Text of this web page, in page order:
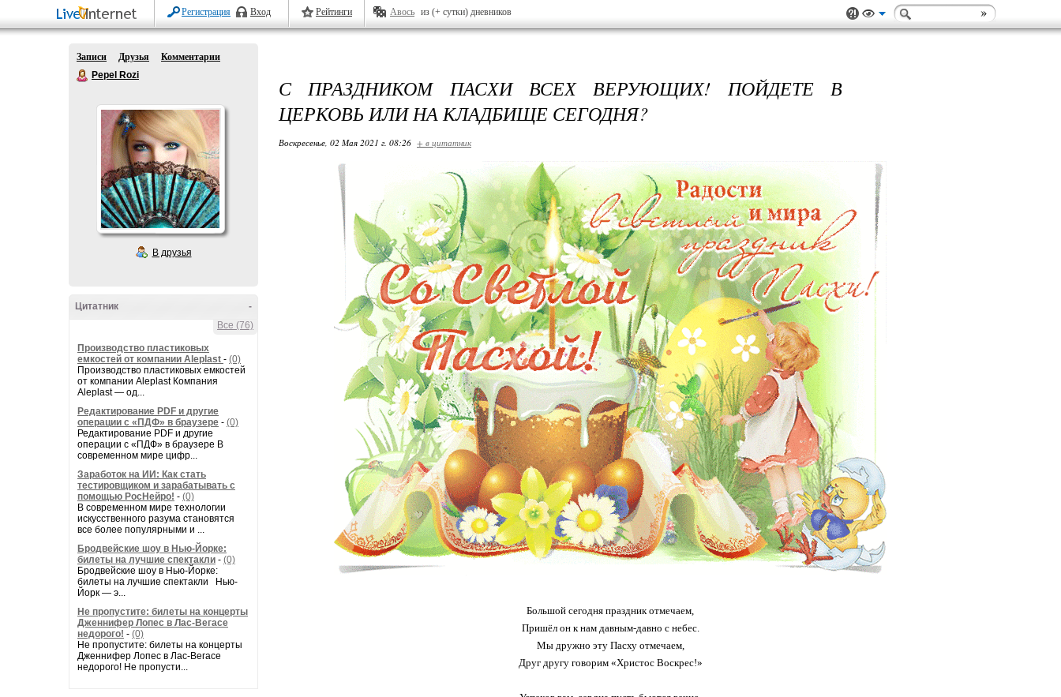
Регистрация Вход Рейтинги Авось из (+ сутки) дневников
Записи Друзья
Комментарии
Pepel Rozi
В друзья
-
Цитатник
Все (76)
Производство пластиковых
емкостей от компании Aleplast - (0)
Производство пластиковых емкостей
от компании Aleplast Компания
Aleplast — од...
Редактирование PDF и другие
операции с «ПДФ» в браузере - (0)
Редактирование PDF и другие
операции с «ПДФ» в браузере В
современном мире цифр...
Заработок на ИИ: Как стать
тестировщиком и зарабатывать с
помощью РосНейро! - (0)
В современном мире технологии
искусственного разума становятся
все более популярными и ...
Бродвейские шоу в Нью-Йорке:
билеты на лучшие спектакли - (0)
Бродвейские шоу в Нью-Йорке:
билеты на лучшие спектакли Нью-
Йорк — э...
Не пропустите: билеты на концерты
Дженнифер Лопес в Лас-Вегасе
недорого! - (0)
Не пропустите: билеты на концерты
Дженнифер Лопес в Лас-Вегасе
недорого! Не пропусти...
С ПРАЗДНИКОМ ПАСХИ ВСЕХ ВЕРУЮЩИХ! ПОЙДЕТЕ В
ЦЕРКОВЬ ИЛИ НА КЛАДБИЩЕ СЕГОДНЯ?
Воскресенье, 02 Мая 2021 г. 08:26 + в цитатник
Большой сегодня праздник отмечаем,
Пришёл он к нам давным-давно с небес.
Мы дружно эту Пасху отмечаем,
Друг другу говорим «Христос Воскрес!»